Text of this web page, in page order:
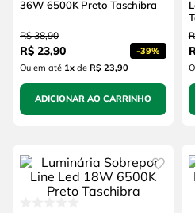
36W 6500K Preto Taschibra
R$ 38,90
R$ 23,90 -39%
Ou em até 1xde R$ 23,90
ADICIONAR AO CARRINHO